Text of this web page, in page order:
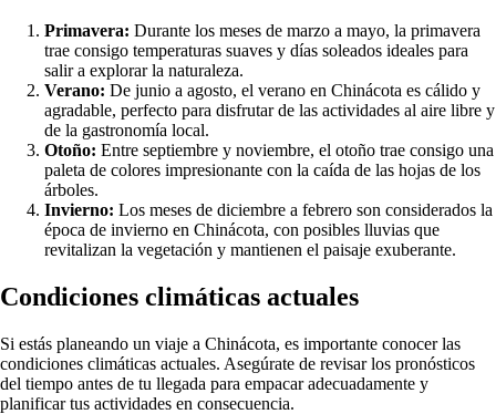
Primavera: Durante los meses de marzo a mayo, la primavera
trae consigo temperaturas suaves y días soleados ideales para
salir a explorar la naturaleza.
Verano: De junio a agosto, el verano en Chinácota es cálido y
agradable, perfecto para disfrutar de las actividades al aire libre y
de la gastronomía local.
Otoño: Entre septiembre y noviembre, el otoño trae consigo una
paleta de colores impresionante con la caída de las hojas de los
árboles.
Invierno: Los meses de diciembre a febrero son considerados la
época de invierno en Chinácota, con posibles lluvias que
revitalizan la vegetación y mantienen el paisaje exuberante.
Condiciones climáticas actuales
Si estás planeando un viaje a Chinácota, es importante conocer las
condiciones climáticas actuales. Asegúrate de revisar los pronósticos
del tiempo antes de tu llegada para empacar adecuadamente y
planificar tus actividades en consecuencia.